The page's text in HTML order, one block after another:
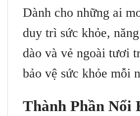
Dành cho những ai
duy trì sức khỏe,
dào và vẻ ngoài tươi
bảo vệ sức khỏe mỗi
Thành Phần Nổi